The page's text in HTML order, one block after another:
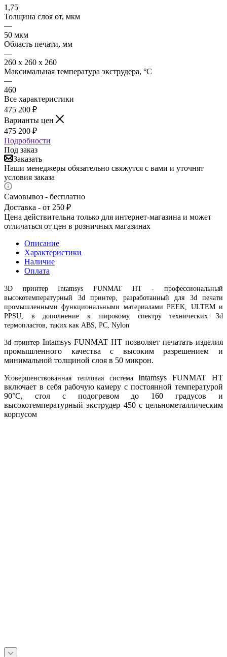
1,75
Толщина слоя от, мкм
—
50 мкм
Область печати, мм
—
260 х 260 х 260
Максимальная температура экструдера, °C
—
460
Все характеристики
475 200 ₽
Варианты цен
475 200 ₽
Подробности
Под заказ
Заказать
Наши менеджеры обязательно свяжутся с вами и уточнят
условия заказа
Самовывоз - бесплатно
Доставка - от 250 ₽
Цена действительна только для интернет-магазина и может
отличаться от цен в розничных магазинах
Описание
Характеристики
Наличие
Оплата
3D принтер Intamsys FUNMAT HT - профессиональный
высокотемпературный 3d принтер, разработанный для 3d печати
промышленными функциональными материалами PEEK, ULTEM и
PPSU, в дополнение к широкому спектру технических 3d
термопластов, таких как ABS, PC, Nylon
3d принтер Intamsys FUNMAT HT позволяет печатать изделия
промышленного качества с высоким разрешением и
минимальной толщиной слоя в 50 микрон.
Усовершенствованная тепловая система Intamsys FUNMAT HT
включает в себя рабочую камеру с постоянной температурой
90°C, стол с подогревом до 160 градусов и
высокотемпературный экструдер 450 с цельнометаллическим
корпусом